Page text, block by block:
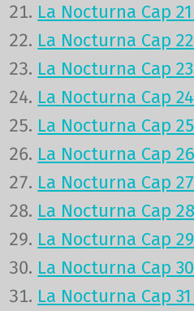
La Nocturna Cap
La Nocturna Cap
La Nocturna Cap
La Nocturna Cap
La Nocturna Cap
La Nocturna Cap
La Nocturna Cap
La Nocturna Cap
La Nocturna Cap
La Nocturna Cap
La Nocturna Cap